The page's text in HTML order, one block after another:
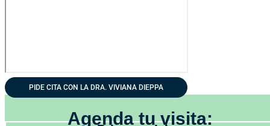
PIDE CITA CON LA DRA. VIVIANA DIEPPA
Agenda tu visita: